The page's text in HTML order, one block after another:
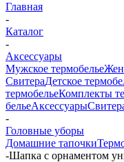
Главная
-
Каталог
-
Аксессуары
Мужское термобелье
СвитераДетское
термобельеКомплекты
бельеАксессуары
-
Головные уборы
Домашние тапочки
-Шапка с орнаментом